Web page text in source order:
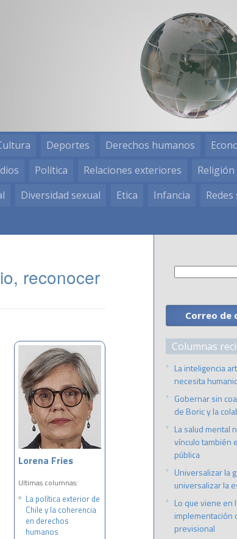
Deportes Derechos humanos
Política Relaciones exteriores Religión
Diversidad sexual Etica Infancia
Redes
reconocer
Lorena Fries
Ultimas columnas:
La política exterior de
Chile y la coherencia
en derechos
humanos
Correo de
Columnas
La inteligencia
necesita
Gobernar sin
de Boric y la
La salud mental
vínculo también
pública
Universalizar la
universalizar la
Lo que viene en
implementación
previsional